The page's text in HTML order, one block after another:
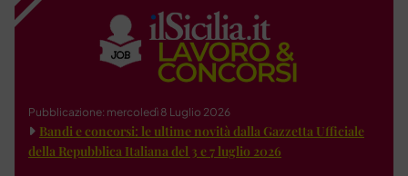
Pubblicazione: mercoledì 8 Luglio 2026
Bandi e concorsi: le ultime novità dalla Gazzetta Ufficiale
della Repubblica Italiana del 3 e 7 luglio 2026